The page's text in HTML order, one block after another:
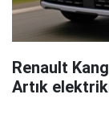
Renault
Artık